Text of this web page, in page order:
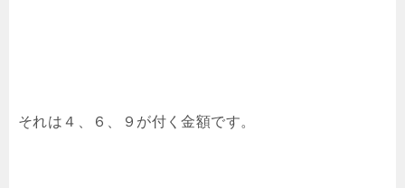
それは４、６、９が付く金額です。